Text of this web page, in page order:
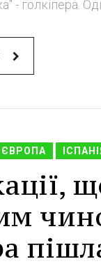
- голкіпера.
ЄВРОПА